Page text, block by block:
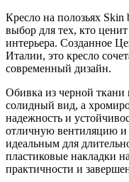
Кресло на полозьях
выбор для тех, кто
интерьера. Созданное
Италии, это кресло
современный дизайн.
Обивка из черной ткани
солидный вид, а
надежность и
отличную вентиляцию и
идеальным для
пластиковые накладки
практичности и